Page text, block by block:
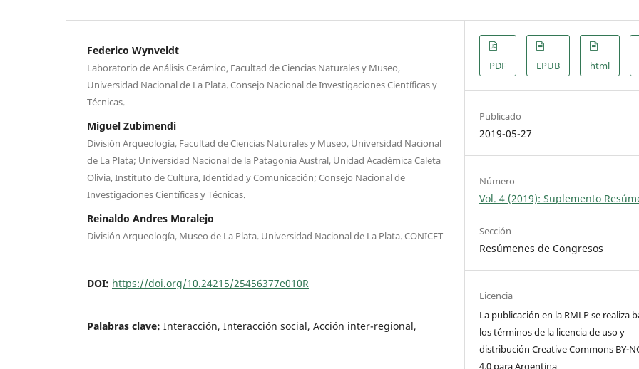
Federico Wynveldt
Laboratorio de Análisis Cerámico, Facultad de Ciencias Naturales y Museo,
Universidad Nacional de La Plata. Consejo Nacional de Investigaciones Científicas y
Técnicas.
Miguel Zubimendi
División Arqueología, Facultad de Ciencias Naturales y Museo, Universidad Nacional
de La Plata; Universidad Nacional de la Patagonia Austral, Unidad Académica Caleta
Olivia, Instituto de Cultura, Identidad y Comunicación; Consejo Nacional de
Investigaciones Científicas y Técnicas.
Reinaldo Andres Moralejo
División Arqueología, Museo de La Plata. Universidad Nacional de La Plata. CONICET
DOI: https://doi.org/10.24215/25456377e010R
Palabras clave: Interacción, Interacción social, Acción inter-regional,
PDF EPUB html
Publicado
2019-05-27
Número
Vol. 4 (2019): Suplemento
Sección
Resúmenes de Congresos
Licencia
La publicación en la RMLP se realiza
los términos de la licencia de uso y
distribución Creative Commons BY-
4.0 para Argentina